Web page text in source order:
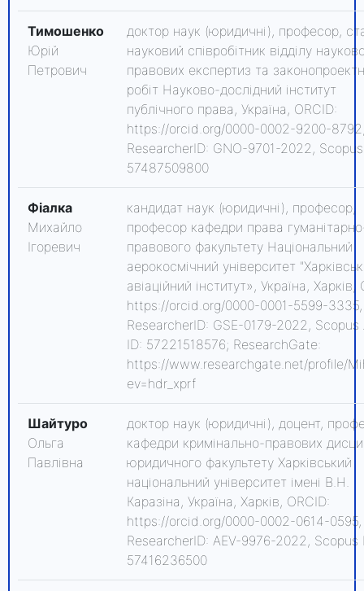
Тимошенко
Юрій
Петрович
доктор наук (юридичні), професор,
науковий співробітник відділу
правових експертиз та
робіт Науково-дослідний інститут
публічного права, Україна, ORCID:
https://orcid.org/0000-0002-9200-
ResearcherID: GNO-9701-2022,
57487509800
Фіалка
Михайло
Ігоревич
кандидат наук (юридичні), професор,
професор кафедри права
правового факультету Національний
аерокосмічний університет
авіаційний інститут», Україна, Харків,
https://orcid.org/0000-0001-5599-3335,
ResearcherID: GSE-0179-2022, Scopus
ID: 57221518576; ResearchGate:
https://www.researchgate.net/profile/
ev=hdr_xprf
Шайтуро
Ольга
Павлівна
доктор наук (юридичні), доцент,
кафедри кримінально-правових
юридичного факультету Харківський
національний університет імені В.Н.
Каразіна, Україна, Харків, ORCID:
https://orcid.org/0000-0002-0614-0595,
ResearcherID: AEV-9976-2022, Scopus
57416236500